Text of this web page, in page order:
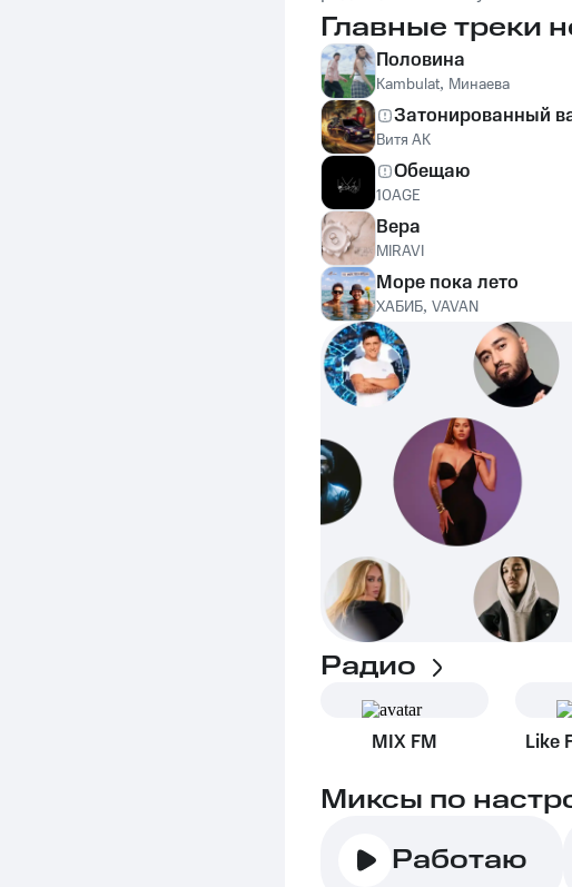
обложке: Marselle
Главные треки
Половина
Kambulat, Минаева
Затонированный
Витя АК
Обещаю
10AGE
Вера
MIRAVI
Море пока лето
ХАБИБ, VAVAN
Радио
MIX FM Like
Миксы по
Работаю